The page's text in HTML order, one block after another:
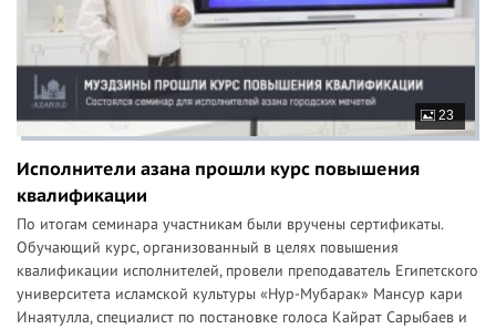
23
Исполнители азана прошли курс повышения
квалификации
По итогам семинара участникам были вручены сертификаты.
Обучающий курс, организованный в целях повышения
квалификации исполнителей, провели преподаватель Египетского
университета исламской культуры «Нур-Мубарак» Мансур кари
Инаятулла, специалист по постановке голоса Кайрат Сарыбаев и